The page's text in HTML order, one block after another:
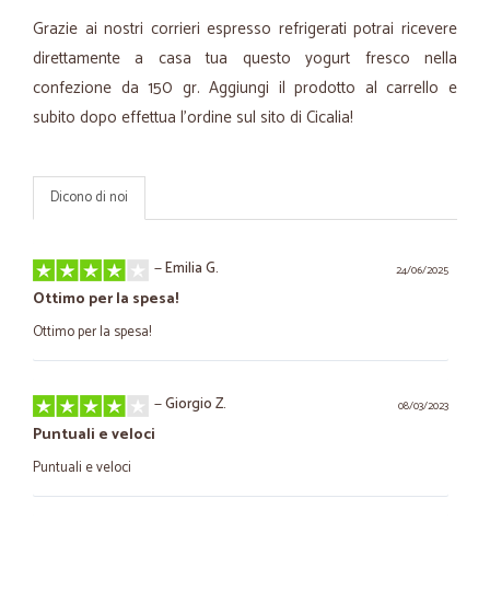
Grazie ai nostri corrieri espresso refrigerati potrai ricevere
direttamente a casa tua questo yogurt fresco nella
confezione da 150 gr. Aggiungi il prodotto al carrello e
subito dopo effettua l'ordine sul sito di Cicalia!
Dicono di noi
24/06/2025
—Emilia G.
Ottimo per la spesa!
Ottimo per la spesa!
08/03/2023
—Giorgio Z.
Puntuali e veloci
Puntuali e veloci